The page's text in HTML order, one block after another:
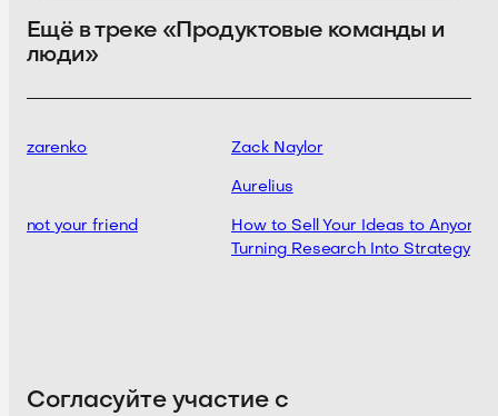
Ещё в треке «Продуктовые команды и
люди»
Lazarenko
is not your friend
Zack Naylor
Aurelius
How to Sell Your Ideas to Anyone -
Turning Research Into Strategy
Согласуйте участие с